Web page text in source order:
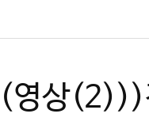
전통무예 수박,